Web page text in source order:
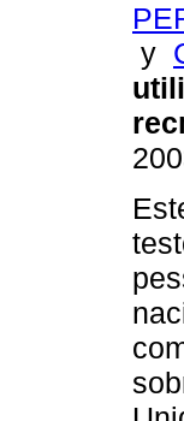
y